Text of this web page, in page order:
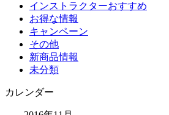
インストラクターおすすめ
お得な情報
キャンペーン
その他
新商品情報
未分類
カレンダー